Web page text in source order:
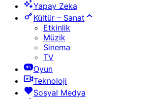
Yapay Zeka
Kültür – Sanat
Etkinlik
Müzik
Sinema
TV
Oyun
Teknoloji
Sosyal Medya